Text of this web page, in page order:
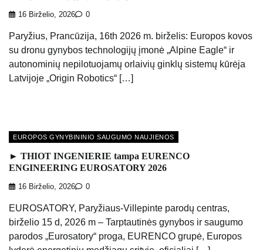
16 Birželio, 2026 0
Paryžius, Prancūzija, 16th 2026 m. birželis: Europos kovos
su dronu gynybos technologijų įmonė „Alpine Eagle“ ir
autonominių nepilotuojamų orlaivių ginklų sistemų kūrėja
Latvijoje „Origin Robotics“ […]
EUROPOS GYNYBININIO SAUGUMO NAUJIENOS
► THIOT INGENIERIE tampa EURENCO
ENGINEERING EUROSATORY 2026
16 Birželio, 2026 0
EUROSATORY, Paryžiaus-Villepinte parodų centras,
birželio 15 d, 2026 m – Tarptautinės gynybos ir saugumo
parodos „Eurosatory“ proga, EURENCO grupė, Europos